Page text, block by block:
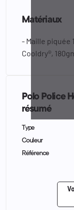
Matériaux
- Maille piquée
Cooldry®,
Polo Police
résumé
Type
Couleur
Référence